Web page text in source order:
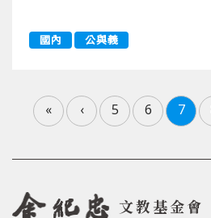
國內 公與義
« ‹ 5 6 7
文教基金會